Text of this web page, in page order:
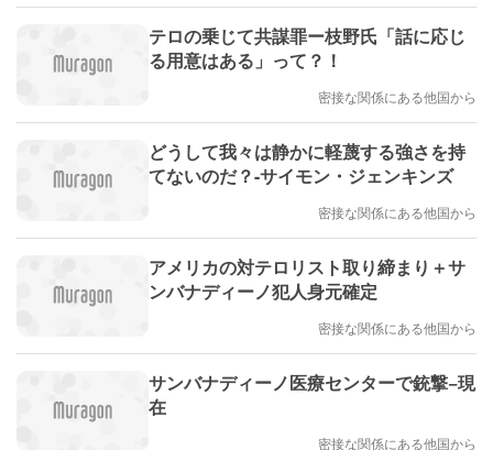
テロの乗じて共謀罪ー枝野氏「話に応じ
る用意はある」って？！
密接な関係にある他国から
どうして我々は静かに軽蔑する強さを持
てないのだ？-サイモン・ジェンキンズ
密接な関係にある他国から
アメリカの対テロリスト取り締まり＋サ
ンバナディーノ犯人身元確定
密接な関係にある他国から
サンバナディーノ医療センターで銃撃−現
在
密接な関係にある他国から